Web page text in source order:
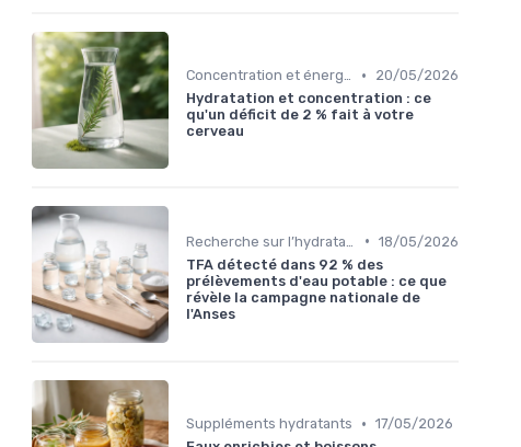
Concentration et énergie •
20/05/2026
Hydratation et concentration : ce
qu'un déficit de 2 % fait à votre
cerveau
• 18/05/2026
TFA détecté dans 92 % des
prélèvements d'eau potable : ce que
révèle la campagne nationale de
l'Anses
Suppléments hydratants • 17/05/2026